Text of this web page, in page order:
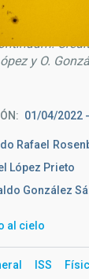
frente
de 10 cm,
y O.
01/04/2022
Rafael
López Prieto
González
al cielo
ISS